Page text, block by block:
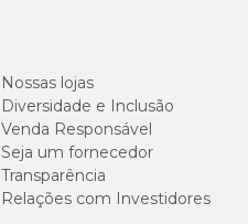
Nossas lojas
Diversidade e Inclusão
Venda Responsável
Seja um fornecedor
Transparência
Relações com Investidores